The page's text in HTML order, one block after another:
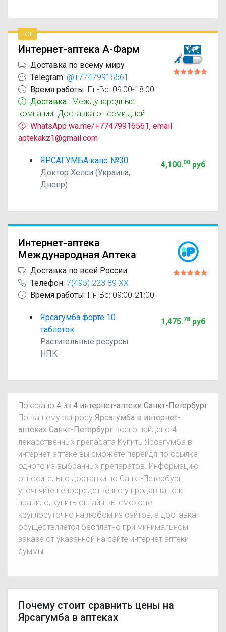
топ
Интернет-аптека А-Фарм
Доставка по всему миру
Telegram: @+77479916561
Время работы: Пн-Вс: 09:00-18:00
Доставка : Международные
компании. Доставка от семи дней
WhatsApp wa.me/+77479916561, email
aptekakz1@gmail.com
ЯРСАГУМБА капс. №30
Доктор Хелси (Украина,
Днепр)
4,100.00руб
Интернет-аптека
Международная Аптека
Доставка по всей России
Телефон: 7(495) 223 89 XX
Время работы: Пн-Вс: 09:00-21:00
Ярсагумба форте 10
таблеток
Растительные ресурсы
НПК
1,475.78руб
Показано 4 из 4 интернет-аптеки Санкт-Петербург
По вашему запросу Ярсагумба в интернет-
аптеках Санкт-Петербург всего найдено 4
лекарственных препарата Купить Ярсагумба в
интернет аптеке вы сможете перейдя по ссылке
одного из выбранных препаратов. Информацию
относительно доставки по Санкт-Петербург
уточняйте непосредственно у продавца, как
правило, купить онлайн вы сможете
круглосуточно на любом из сайтов, а доставка
осуществляется бесплатно при минимальном
заказе от указанной на сайте интернет аптеки
суммы.
Почему стоит сравнить цены на
Ярсагумба в аптеках